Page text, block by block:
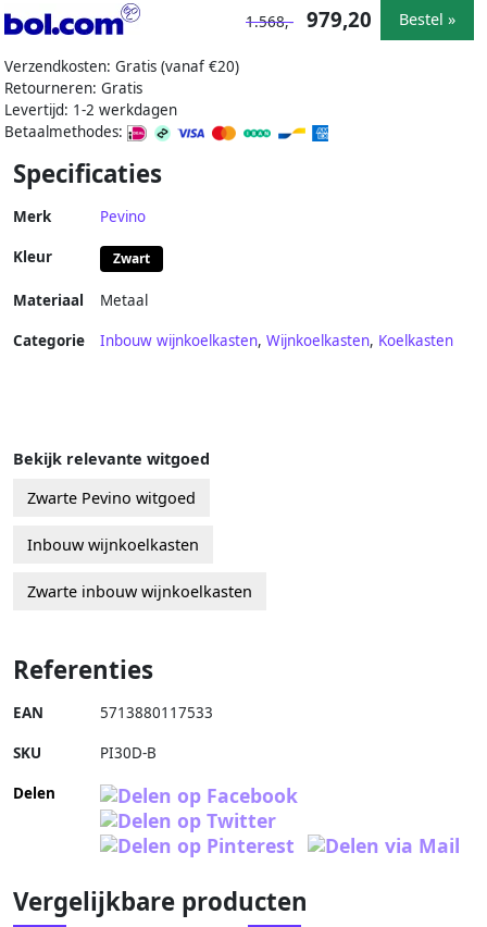
Verzendkosten: Gratis (vanaf €20)
Retourneren: Gratis
Levertijd: 1-2 werkdagen
Betaalmethodes:
1.568,- 979,20 Bestel »
Specificaties
Merk Pevino
Kleur Zwart
Materiaal Metaal
Categorie Inbouw wijnkoelkasten, Wijnkoelkasten, Koelkasten
Bekijk relevante witgoed
Zwarte Pevino witgoed
Inbouw wijnkoelkasten
Zwarte inbouw wijnkoelkasten
Referenties
EAN 5713880117533
SKU PI30D-B
Delen
Vergelijkbare producten